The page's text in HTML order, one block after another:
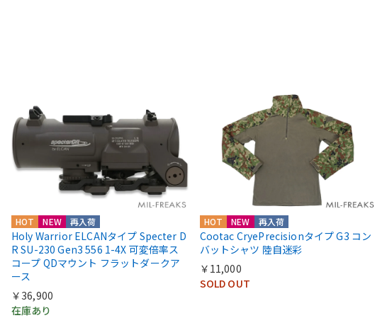
HOT NEW 再入荷
Holy Warrior ELCANタイプ Specter D
R SU-230 Gen3 556 1-4X 可変倍率ス
コープ QDマウント フラットダークア
ース
￥36,900
在庫あり
HOT NEW 再入荷
Cootac CryePrecisionタイプ G3 コン
バットシャツ 陸自迷彩
￥11,000
SOLD OUT